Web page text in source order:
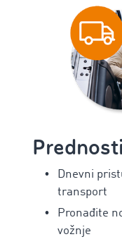
Dnevni
transport
Pronađite
vožnje